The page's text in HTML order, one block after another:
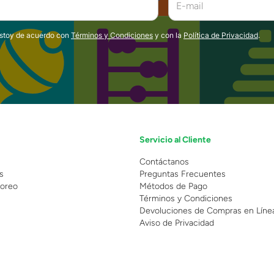
de acuerdo con Términos y Condiciones y con la Política de Privacidad.
Servicio al Cliente
Contáctanos
Preguntas Frecuentes
Métodos de Pago
Términos y Condiciones
Devoluciones de Compras en
Aviso de Privacidad